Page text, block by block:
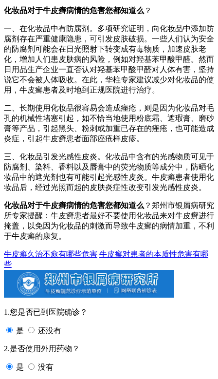
化妆品对于牛皮癣病情的危害您都知道么 ？
一、在化妆品中有防腐剂。多项研究证明，向化妆品中添加防
腐剂存在严重健康隐患，可引发皮肤破损。一些人们认为安全
的防腐剂可能会在日光照射下转变成有毒物质，加速皮肤老
化，增加人们患皮肤病的风险，例如对羟基苯甲酸甲醛。然而
日用品生产企业一直否认对羟基苯甲酸甲醛对人体有害，坚持
说它不会被人体吸收。在此，华柱专家建议减少对化妆品的使
用，牛皮癣患者及时地到正规医院进行治疗。
二、长期使用化妆品很容易会造成痤疮，则是因为化妆品对毛
孔的机械性堵塞引起，如不恰当地使用粉底霜、遮瑕膏、磨砂
膏等产品，引起黑头、粉刺或加重已存在的痤疮，也可能造成
炎症，引起牛皮癣患者面部痤疮样皮疹。
三、化妆品引发光感性皮炎。化妆品中含有的光感物质可见于
防腐剂、染料、香料以及唇膏中的荧光物质等成分中，防晒化
妆品中的遮光剂也有可能引起光感性皮炎。牛皮癣患者使用化
妆品后，经过光照而起的皮肤炎症性改变引发光感性皮炎。
化妆品对于牛皮癣病情的危害您都知道么 ？郑州市银屑病研究
所专家提醒：牛皮癣患者最好不要使用化妆品来对牛皮癣进行
掩盖，以免因为化妆品的刺激而导致牛皮癣的病情加重，不利
于牛皮癣的康复。
牛皮癣久治不愈有哪些危害 牛皮癣对患者的本质性危害有哪
些
1.您是否已到医院确诊？
是 还没有
2.是否使用外用药物？
是 没有